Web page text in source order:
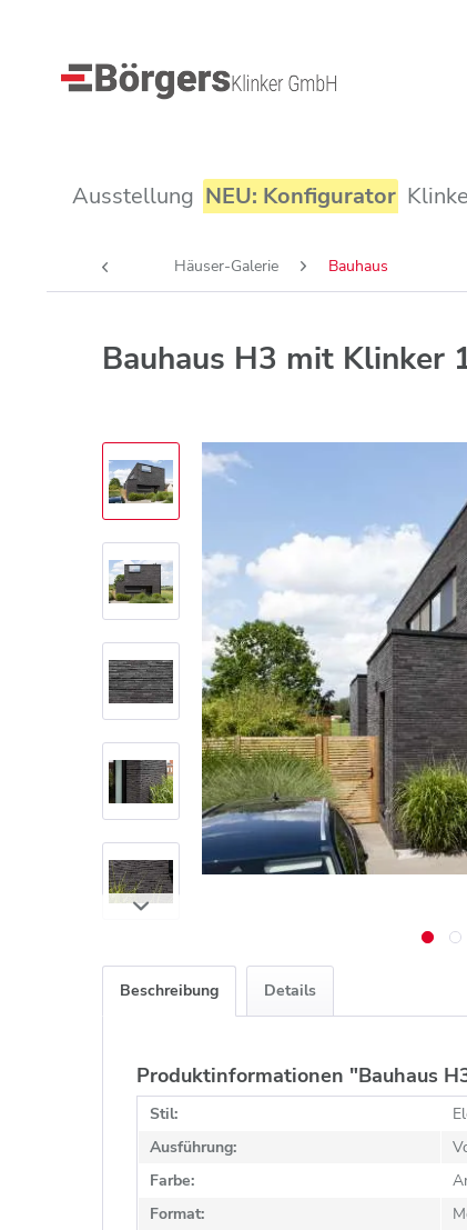
Ausstellung NEU: Konfigurator
Häuser-Galerie Bauhaus
Bauhaus H3 mit Klinker
Beschreibung Details
Produktinformationen "Bauhaus
Stil:
Ausführung:
Farbe:
Format: